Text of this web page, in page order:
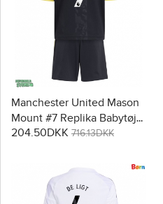
Manchester United Mason
Mount #7 Replika Babytøj
Tredje sæt Børn 2025-26
204.50DKK 716.13DKK